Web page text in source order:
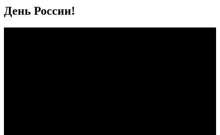
День России!